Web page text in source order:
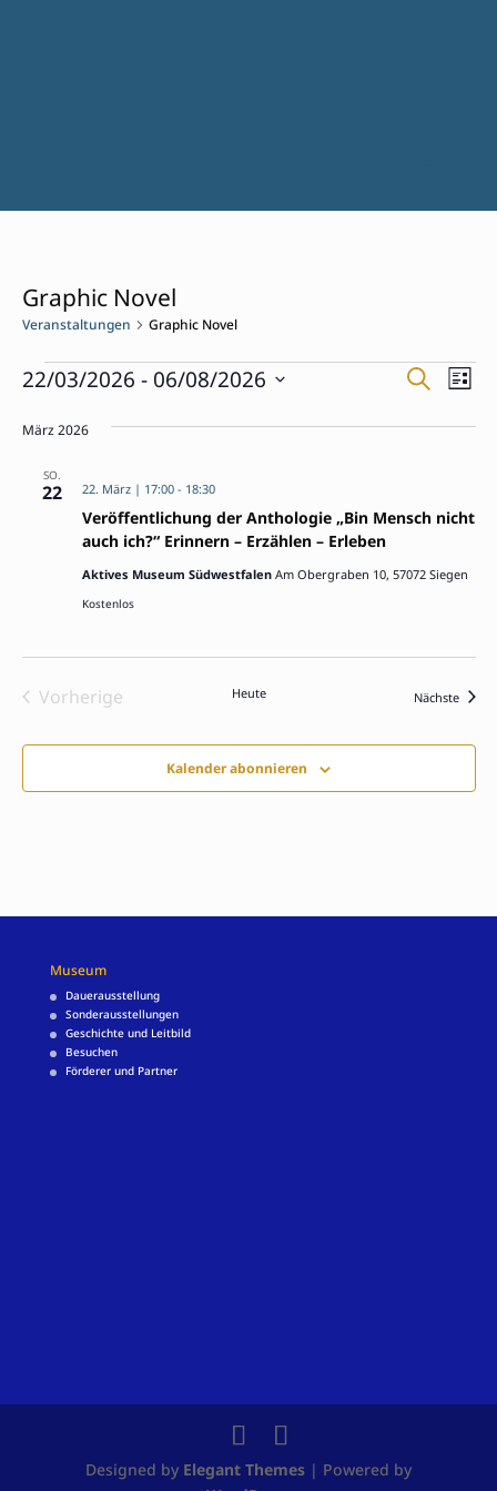
Graphic Novel
Veranstaltungen Graphic Novel
Veranstaltungen
und
Suche
Liste
22/03/2026 - 06/08/2026
wählen.
März 2026
SO.
22
Veröffentlichung der Anthologie „Bin Mensch nicht
auch ich?“ Erinnern – Erzählen – Erleben
22. März | 17:00- 18:30
Aktives Museum Südwestfalen Am Obergraben 10, 57072 Siegen
Kostenlos
Vorherige
Heute Nächste
Kalender abonnieren
Museum
Dauerausstellung
Sonderausstellungen
Geschichte und Leitbild
Besuchen
Förderer und Partner
Designed by Elegant Themes| Powered by